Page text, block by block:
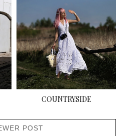
COUNTRYSIDE
POST